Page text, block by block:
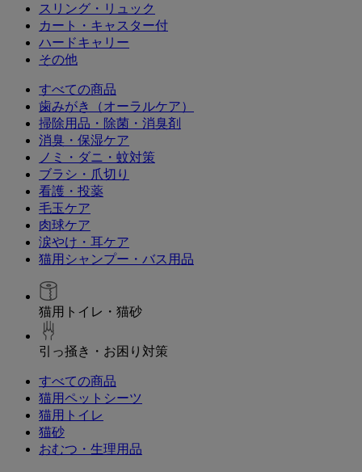
スリング・リュック
カート・キャスター付
ハードキャリー
その他
すべての商品
歯みがき（オーラルケア）
掃除用品・除菌・消臭剤
消臭・保湿ケア
ノミ・ダニ・蚊対策
ブラシ・爪切り
看護・投薬
毛玉ケア
肉球ケア
涙やけ・耳ケア
猫用シャンプー・バス用品
猫用トイレ・猫砂
引っ掻き・お困り対策
すべての商品
猫用ペットシーツ
猫用トイレ
猫砂
おむつ・生理用品